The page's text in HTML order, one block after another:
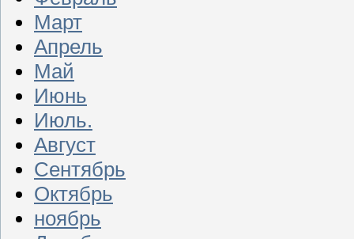
Март
Апрель
Май
Июнь
Июль.
Август
Сентябрь
Октябрь
ноябрь